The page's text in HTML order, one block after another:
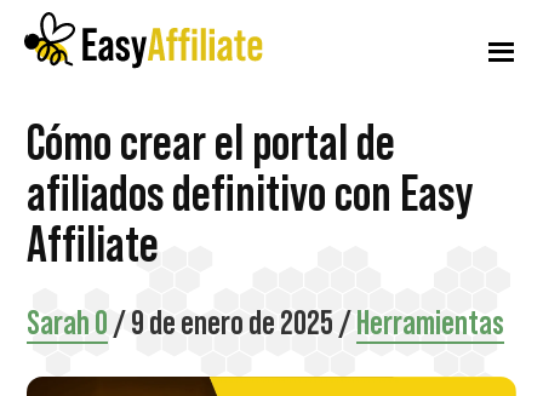
contenido
Saltar
lateral
principal
Saltar
página
Menú
adicional
Afiliación
fácil
Inicie
un
programa
de
desde
su
Cómo crear el portal de
afiliados definitivo con Easy
Affiliate
Sarah O/9 de enero de 2025/ Herramientas